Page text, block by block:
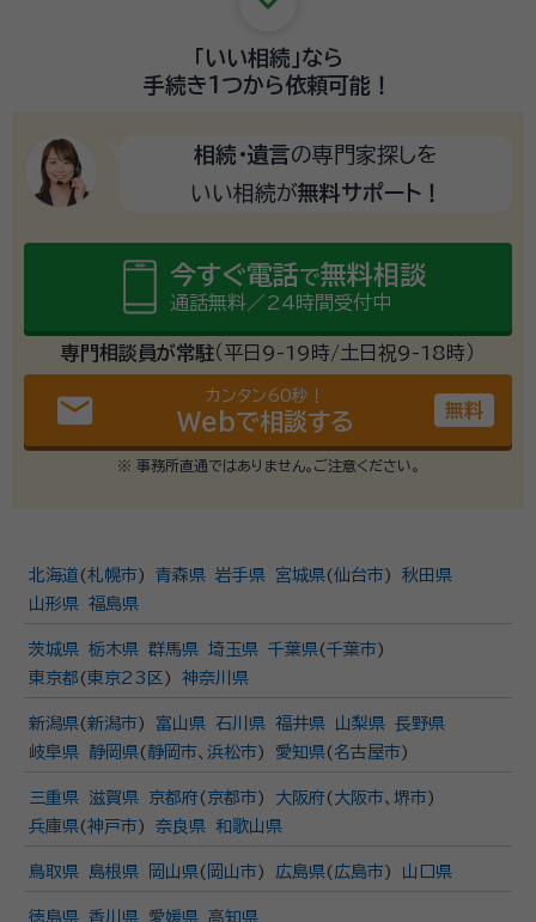
「いい相続」なら
手続き1つから依頼可能！
相続・遺言の専門家探しを
いい相続が無料サポート！
今すぐ電話で無料相談
通話無料／24時間受付中
専門相談員が常駐（平日9-19時/土日祝9-18時）
email カンタン60秒！
Webで相談する 無料
※ 事務所直通ではありません。ご注意ください。
北海道 (札幌市) 青森県 岩手県 宮城県(仙台市)
秋田県
山形県 福島県
茨城県 栃木県 群馬県 埼玉県 千葉県(千葉市)
東京都 ( 東京23区 ) 神奈川県
新潟県(新潟市) 富山県 石川県 福井県 山梨県 長野県
岐阜県
静岡県( 静岡市、 浜松市) 愛知県( 名古屋市)
三重県 滋賀県 京都府( 京都市) 大阪府( 大阪市、 堺市)
兵庫県(神戸市) 奈良県 和歌山県
鳥取県 島根県 岡山県( 岡山市) 広島県( 広島市) 山口県
徳島県 香川県 愛媛県 高知県